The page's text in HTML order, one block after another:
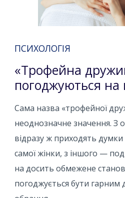
ПСИХОЛОГІЯ
«Трофейна
погоджуються
Сама назва «трофейної
неоднозначне значення. З
відразу ж приходять
самої жінки, з іншого —
на досить обмежене
погоджується бути гарним